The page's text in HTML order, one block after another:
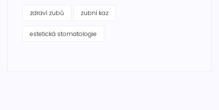
zdraví zubů zubní kaz
estetická stomatologie